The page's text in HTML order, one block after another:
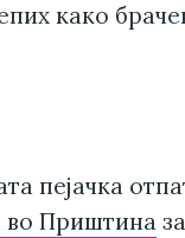
како
пејачка
во Приштина